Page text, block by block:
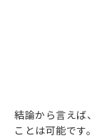
結論から言えば
ことは可能です。